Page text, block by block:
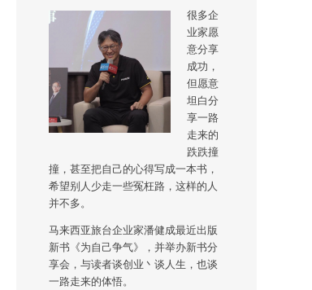
很多企
业家愿
意分享
成功，
但愿意
坦白分
享一路
走来的
跌跌撞
撞，甚至把自己的心得写成一本书，
希望别人少走一些冤枉路，这样的人
并不多。
马来西亚旅台企业家潘健成最近出版
新书《为自己争气》，并举办新书分
享会，与读者谈创业丶谈人生，也谈
一路走来的体悟。